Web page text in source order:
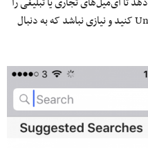
کنید و نیازی نباشد که به دنبال